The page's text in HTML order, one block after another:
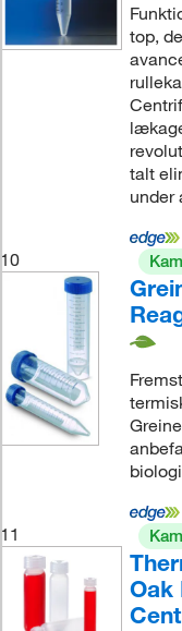
top,
talt
under
10
11
Oak